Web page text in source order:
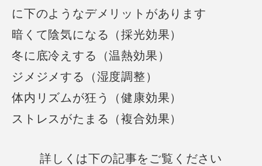
に下のようなデメリットがあります
暗くて陰気になる（採光効果）
冬に底冷えする（温熱効果）
ジメジメする（湿度調整）
体内リズムが狂う（健康効果）
ストレスがたまる（複合効果）
詳しくは下の記事をご覧ください